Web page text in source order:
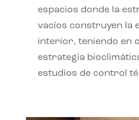
espacios donde la
vacíos construyen la
interior, teniendo en
estrategia
estudios de control